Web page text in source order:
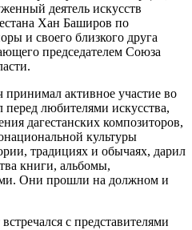
деятель искусств
Хан Баширов по
и своего близкого друга
председателем Союза
активное участие во
перед любителями искусства,
дагестанских композиторов,
культуры
традициях и обычаях, дарил
книги, альбомы,
Они прошли на должном и
с представителями